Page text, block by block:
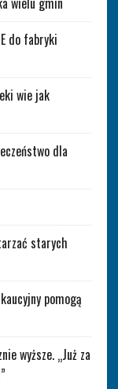
do fabryki
wie jak
dla
starych
pomogą
wyższe. „Już za